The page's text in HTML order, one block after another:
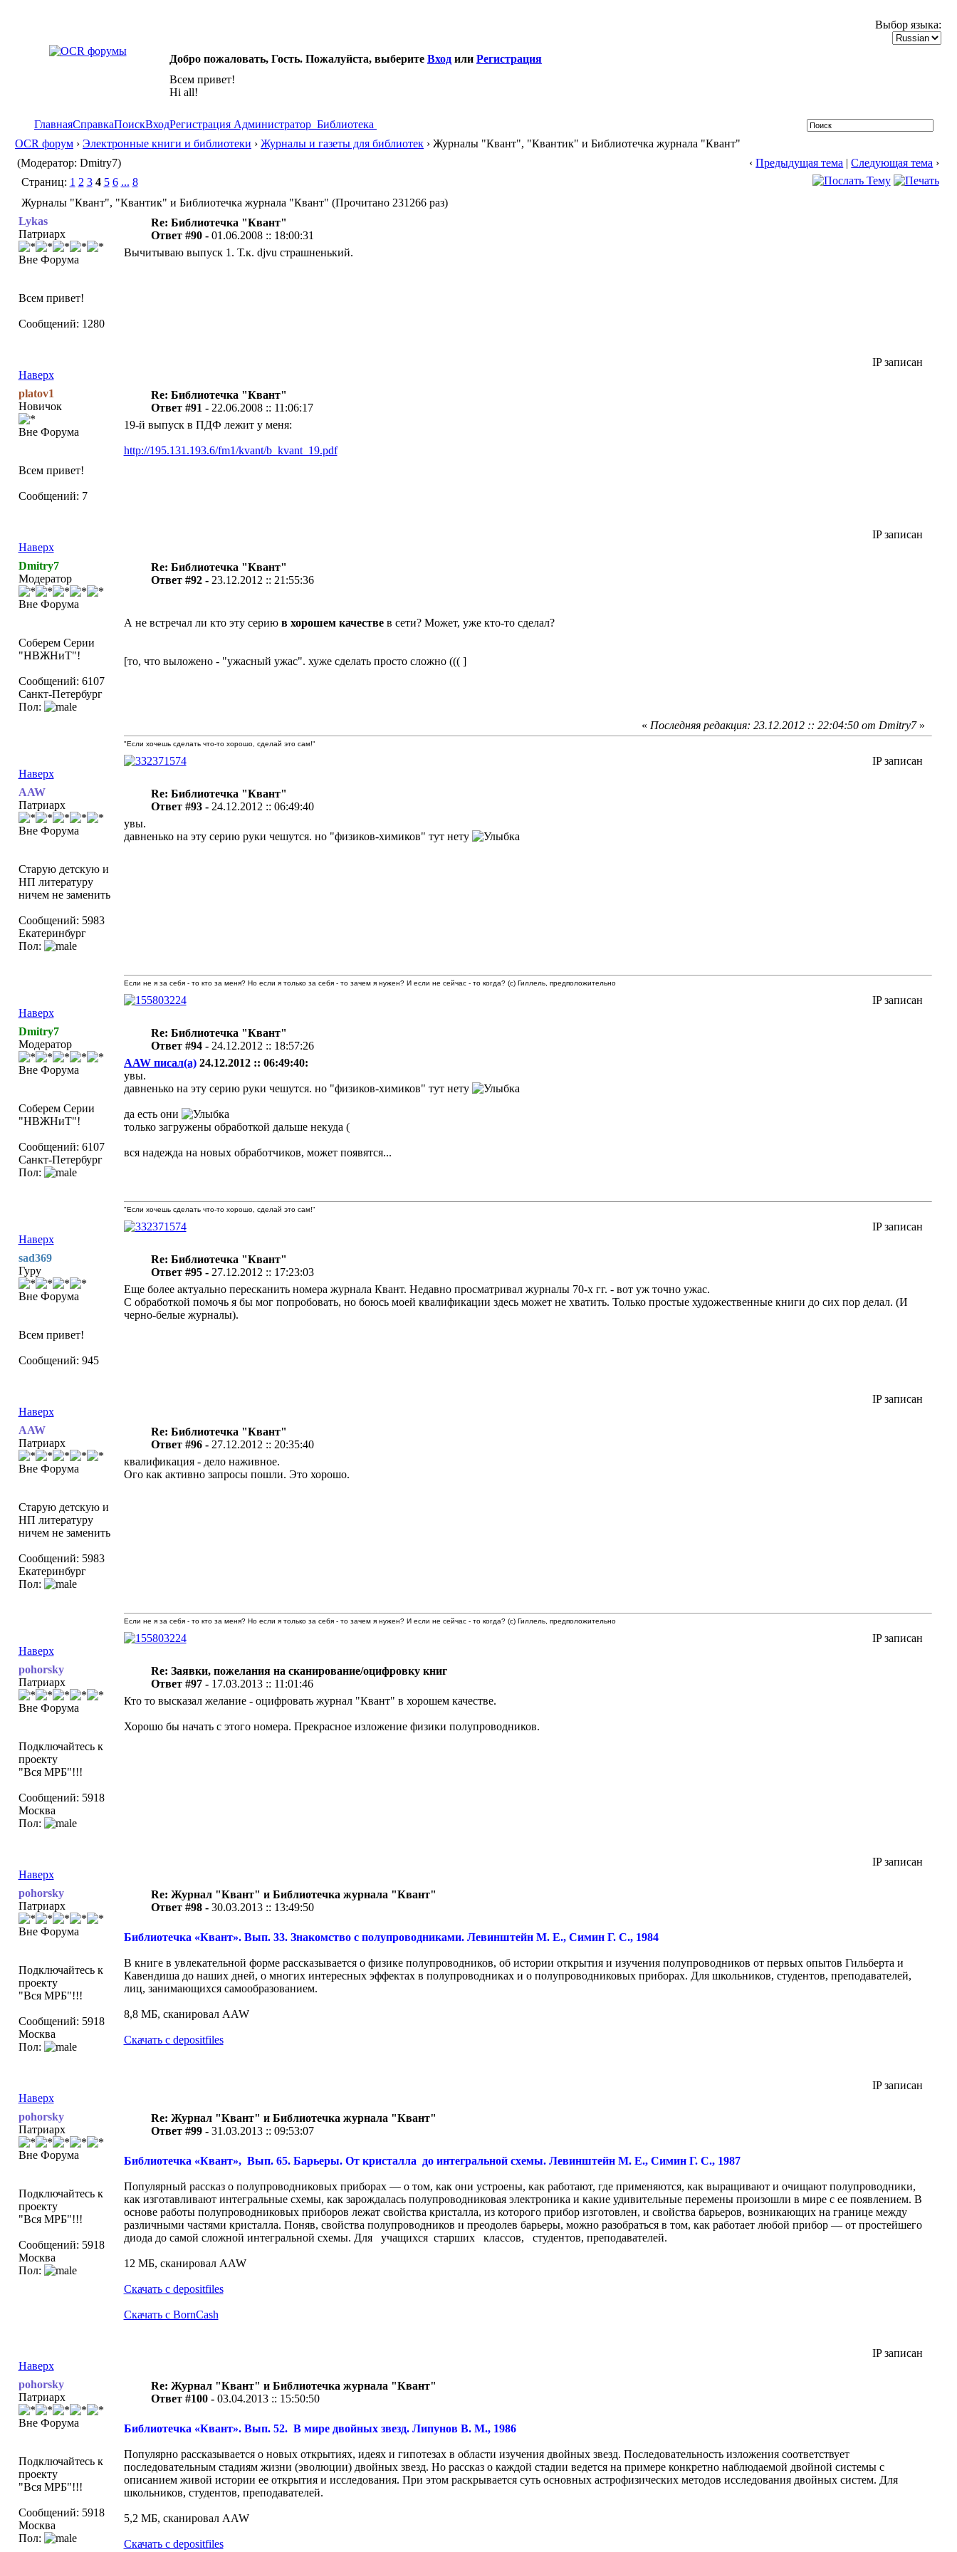
Выбор языка:
Добро пожаловать, Гость. Пожалуйста, выберите Вход или Регистрация
Всем привет!
Hi all!
ГлавнаяСправкаПоискВходРегистрация Администратор Библиотека
OCR форум › Электронные книги и библиотеки › Журналы и газеты для библиотек › Журналы "Квант", "Квантик" и Библиотечка журнала "Квант"
(Модератор: Dmitry7)
‹Предыдущая тема |Следующая тема ›
Страниц: 1 2 3 4 5 6 ... 8
Журналы "Квант", "Квантик" и Библиотечка журнала "Квант" (Прочитано 231266 раз)
Lykas
Патриарх
Вне Форума
Всем привет!
Сообщений: 1280
Re: Библиотечка "Квант"
Ответ #90 - 01.06.2008 :: 18:00:31
Вычитываю выпуск 1. Т.к. djvu страшненький.
Наверх
IP записан
platov1
Новичок
Вне Форума
Всем привет!
Сообщений: 7
Re: Библиотечка "Квант"
Ответ #91 - 22.06.2008 :: 11:06:17
19-й выпуск в ПДФ лежит у меня:
http://195.131.193.6/fm1/kvant/b_kvant_19.pdf
Наверх
IP записан
Dmitry7
Модератор
Вне Форума
Соберем Серии
"НВЖНиТ"!
Сообщений: 6107
Санкт-Петербург
Пол:
Re: Библиотечка "Квант"
Ответ #92 - 23.12.2012 :: 21:55:36
А не встречал ли кто эту серию в хорошем качествев сети? Может, уже кто-то сделал?
[то, что выложено - "ужасный ужас". хуже сделать просто сложно ((( ]
Наверх
« Последняя редакция: 23.12.2012 :: 22:04:50 от Dmitry7»
"Если хочешь сделать что-то хорошо, сделай это сам!"
IP записан
AAW
Патриарх
Вне Форума
Старую детскую и
НП литературу
ничем не заменить
Сообщений: 5983
Екатеринбург
Пол:
Re: Библиотечка "Квант"
Ответ #93 - 24.12.2012 :: 06:49:40
увы.
давненько на эту серию руки чешутся. но "физиков-химиков" тут нету
Наверх
Если не я за себя - то кто за меня? Но если я только за себя - то зачем я нужен? И если не сейчас - то когда? (с) Гиллель, предположительно
IP записан
Dmitry7
Модератор
Вне Форума
Соберем Серии
"НВЖНиТ"!
Сообщений: 6107
Санкт-Петербург
Пол:
Re: Библиотечка "Квант"
Ответ #94 - 24.12.2012 :: 18:57:26
AAW писал(а)24.12.2012 :: 06:49:40:
увы.
давненько на эту серию руки чешутся. но "физиков-химиков" тут нету
да есть они
только загружены обработкой дальше некуда (
вся надежда на новых обработчиков, может появятся...
Наверх
"Если хочешь сделать что-то хорошо, сделай это сам!"
IP записан
sad369
Гуру
Вне Форума
Всем привет!
Сообщений: 945
Re: Библиотечка "Квант"
Ответ #95 - 27.12.2012 :: 17:23:03
Еще более актуально пересканить номера журнала Квант. Недавно просматривал журналы 70-х гг. - вот уж точно ужас.
С обработкой помочь я бы мог попробовать, но боюсь моей квалификации здесь может не хватить. Только простые художественные книги до сих пор делал. (И
черно-белые журналы).
Наверх
IP записан
AAW
Патриарх
Вне Форума
Старую детскую и
НП литературу
ничем не заменить
Сообщений: 5983
Екатеринбург
Пол:
Re: Библиотечка "Квант"
Ответ #96 - 27.12.2012 :: 20:35:40
квалификация - дело наживное.
Ого как активно запросы пошли. Это хорошо.
Наверх
Если не я за себя - то кто за меня? Но если я только за себя - то зачем я нужен? И если не сейчас - то когда? (с) Гиллель, предположительно
IP записан
pohorsky
Патриарх
Вне Форума
Подключайтесь к
проекту
"Вся МРБ"!!!
Сообщений: 5918
Москва
Пол:
Re: Заявки, пожелания на сканирование/оцифровку книг
Ответ #97 - 17.03.2013 :: 11:01:46
Кто то высказал желание - оцифровать журнал "Квант" в хорошем качестве.
Хорошо бы начать с этого номера. Прекрасное изложение физики полупроводников.
Наверх
IP записан
pohorsky
Патриарх
Вне Форума
Подключайтесь к
проекту
"Вся МРБ"!!!
Сообщений: 5918
Москва
Пол:
Re: Журнал "Квант" и Библиотечка журнала "Квант"
Ответ #98 - 30.03.2013 :: 13:49:50
Библиотечка «Квант». Вып. 33. Знакомство с полупроводниками. Левинштейн М. Е., Симин Г. С., 1984
В книге в увлекательной форме рассказывается о физике полупроводников, об истории открытия и изучения полупроводников от первых опытов Гильберта и
Кавендиша до наших дней, о многих интересных эффектах в полупроводниках и о полупроводниковых приборах. Для школьников, студентов, преподавателей,
лиц, занимающихся самообразованием.
8,8 МБ, сканировал AAW
Скачать с depositfiles
Наверх
IP записан
pohorsky
Патриарх
Вне Форума
Подключайтесь к
проекту
"Вся МРБ"!!!
Сообщений: 5918
Москва
Пол:
Re: Журнал "Квант" и Библиотечка журнала "Квант"
Ответ #99 - 31.03.2013 :: 09:53:07
Библиотечка «Квант», Вып. 65. Барьеры. От кристалла до интегральной схемы. Левинштейн М. Е., Симин Г. С., 1987
Популярный рассказ о полупроводниковых приборах — о том, как они устроены, как работают, где применяются, как выращивают и очищают полупроводники,
как изготавливают интегральные схемы, как зарождалась полупроводниковая электроника и какие удивительные перемены произошли в мире с ее появлением. В
основе работы полупроводниковых приборов лежат свойства кристалла, из которого прибор изготовлен, и свойства барьеров, возникающих на границе между
различными частями кристалла. Поняв, свойства полупроводников и преодолев барьеры, можно разобраться в том, как работает любой прибор — от простейшего
диода до самой сложной интегральной схемы. Для учащихся старших классов, студентов, преподавателей.
12 МБ, сканировал AAW
Скачать с depositfiles
Скачать с BornCash
Наверх
IP записан
pohorsky
Патриарх
Вне Форума
Подключайтесь к
проекту
"Вся МРБ"!!!
Сообщений: 5918
Москва
Пол:
Re: Журнал "Квант" и Библиотечка журнала "Квант"
Ответ #100 - 03.04.2013 :: 15:50:50
Библиотечка «Квант». Вып. 52. В мире двойных звезд. Липунов В. М., 1986
Популярно рассказывается о новых открытиях, идеях и гипотезах в области изучения двойных звезд. Последовательность изложения соответствует
последовательным стадиям жизни (эволюции) двойных звезд. Но рассказ о каждой стадии ведется на примере конкретно наблюдаемой двойной системы с
описанием живой истории ее открытия и исследования. При этом раскрывается суть основных астрофизических методов исследования двойных систем. Для
школьников, студентов, преподавателей.
5,2 МБ, сканировал AAW
Скачать с depositfiles